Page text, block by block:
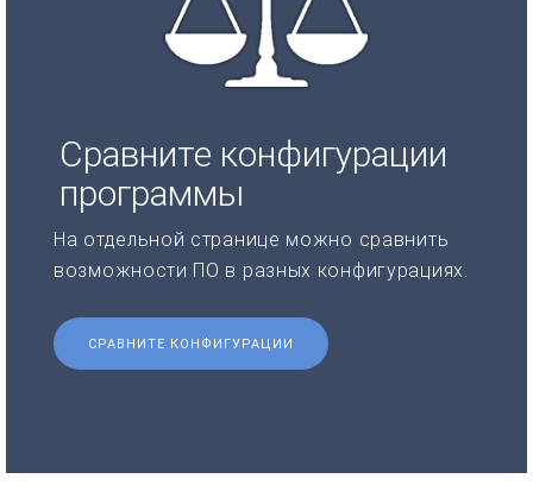
Сравните конфигурации
программы
На отдельной странице можно сравнить
возможности ПО в разных конфигурациях.
СРАВНИТЕ КОНФИГУРАЦИИ